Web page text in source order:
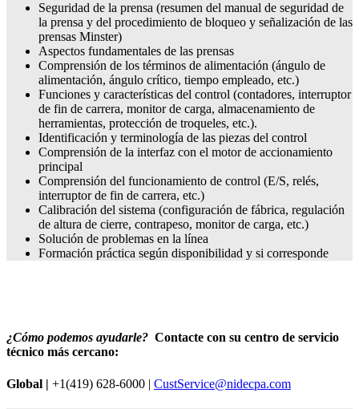
Seguridad de la prensa (resumen del manual de seguridad de
la prensa y del procedimiento de bloqueo y señalización de las
prensas Minster)
Aspectos fundamentales de las prensas
Comprensión de los términos de alimentación (ángulo de
alimentación, ángulo crítico, tiempo empleado, etc.)
Funciones y características del control (contadores, interruptor
de fin de carrera, monitor de carga, almacenamiento de
herramientas, protección de troqueles, etc.).
Identificación y terminología de las piezas del control
Comprensión de la interfaz con el motor de accionamiento
principal
Comprensión del funcionamiento de control (E/S, relés,
interruptor de fin de carrera, etc.)
Calibración del sistema (configuración de fábrica, regulación
de altura de cierre, contrapeso, monitor de carga, etc.)
Solución de problemas en la línea
Formación práctica según disponibilidad y si corresponde
¿Cómo podemos ayudarle? Contacte con su centro de servicio
técnico más cercano:
Global | +1(419) 628-6000 | CustService@nidecpa.com